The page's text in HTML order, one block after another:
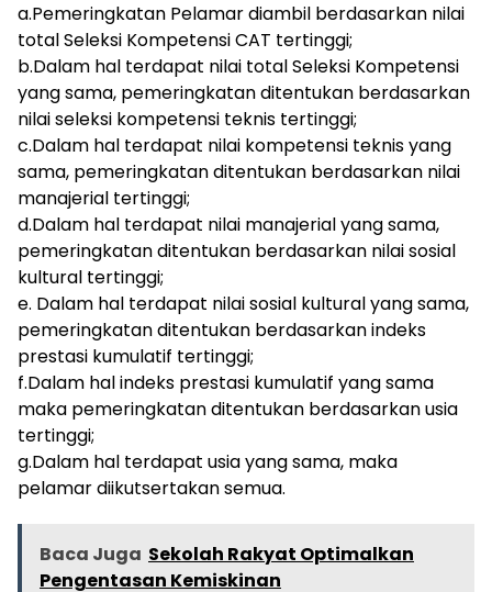
a.Pemeringkatan Pelamar diambil berdasarkan nilai
total Seleksi Kompetensi CAT tertinggi;
b.Dalam hal terdapat nilai total Seleksi Kompetensi
yang sama, pemeringkatan ditentukan berdasarkan
nilai seleksi kompetensi teknis tertinggi;
c.Dalam hal terdapat nilai kompetensi teknis yang
sama, pemeringkatan ditentukan berdasarkan nilai
manajerial tertinggi;
d.Dalam hal terdapat nilai manajerial yang sama,
pemeringkatan ditentukan berdasarkan nilai sosial
kultural tertinggi;
e. Dalam hal terdapat nilai sosial kultural yang sama,
pemeringkatan ditentukan berdasarkan indeks
prestasi kumulatif tertinggi;
f.Dalam hal indeks prestasi kumulatif yang sama
maka pemeringkatan ditentukan berdasarkan usia
tertinggi;
g.Dalam hal terdapat usia yang sama, maka
pelamar diikutsertakan semua.
Baca Juga Sekolah Rakyat Optimalkan
Pengentasan Kemiskinan